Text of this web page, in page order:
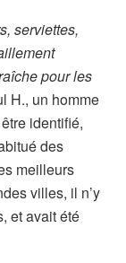
serviettes,
pour les
H., un homme
identifié,
des
meilleurs
villes, il n’y
et avait été